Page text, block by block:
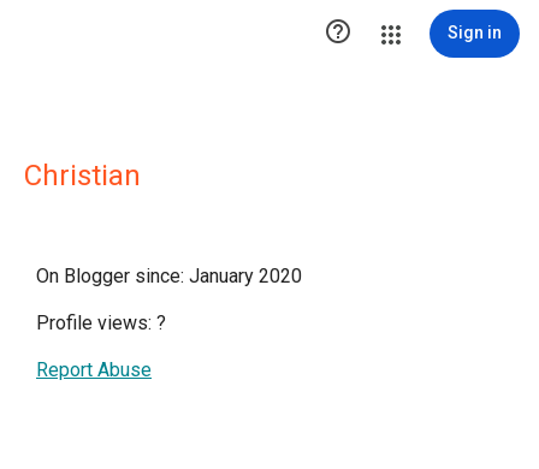
 Sign in
Christian
On Blogger since: January 2020
Profile views: ?
Report Abuse